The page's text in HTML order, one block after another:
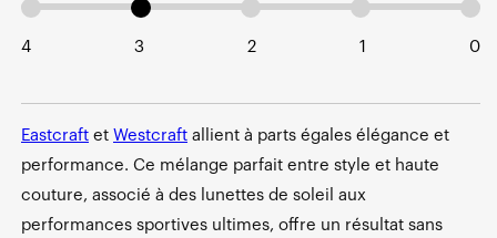
4 3 2 1 0
Eastcraft et Westcraft allient à parts égales élégance et
performance. Ce mélange parfait entre style et haute
couture, associé à des lunettes de soleil aux
performances sportives ultimes, offre un résultat sans